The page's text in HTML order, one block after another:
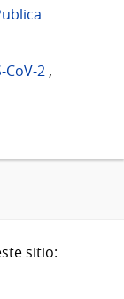
CoV-2 ,
sitio: